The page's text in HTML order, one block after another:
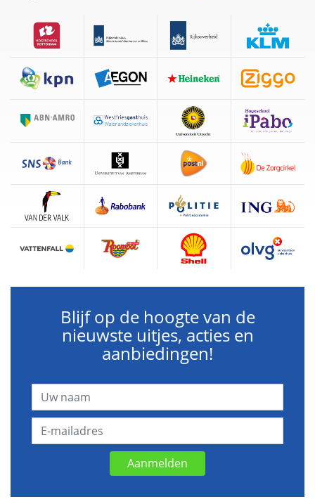
Blijf op de hoogte van de
nieuwste uitjes, acties en
aanbiedingen!
Aanmelden